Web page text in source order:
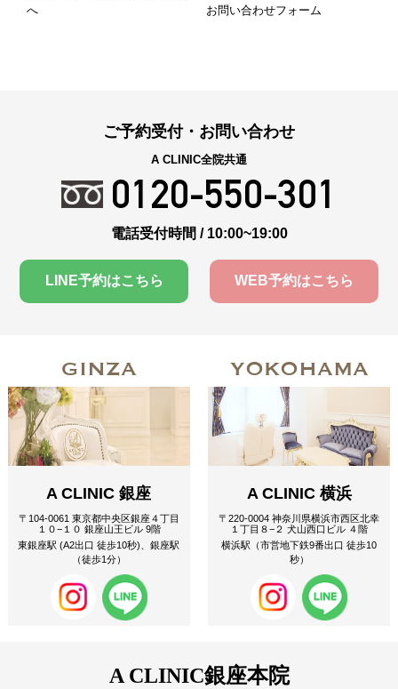
へ
お問い合わせフォーム
ご予約受付・お問い合わせ
A CLINIC全院共通
0120-550-301
電話受付時間 / 10:00~19:00
LINE予約はこちら WEB予約はこちら
GINZA
A CLINIC 銀座
〒104-0061 東京都中央区銀座４丁目
１０−１０ 銀座山王ビル 9階
東銀座駅 (A2出口 徒歩10秒)、銀座駅
（徒歩1分）
YOKOHAMA
A CLINIC 横浜
〒220-0004 神奈川県横浜市西区北幸
１丁目８−２ 犬山西口ビル ４階
横浜駅（市営地下鉄9番出口 徒歩10
秒）
A CLINIC銀座本院